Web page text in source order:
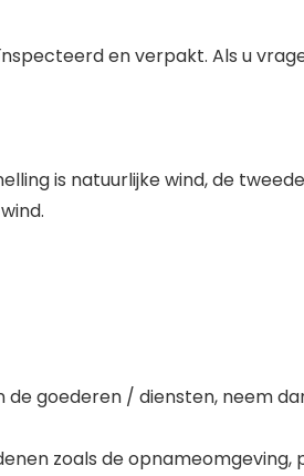
en verpakt. Als u
is natuurlijke wind, de
de goederen / diensten,
zoals de